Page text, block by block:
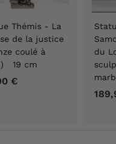
Thémis - La
de la justice
coulé à
19 cm
€
du